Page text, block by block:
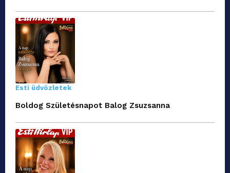
Esti üdvözletek
Boldog Születésnapot Balog Zsuzsanna